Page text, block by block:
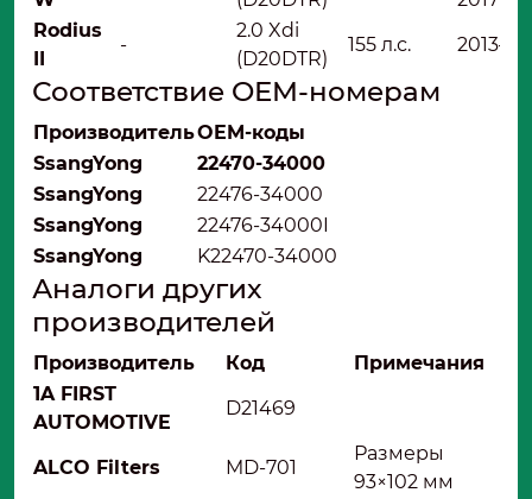
Rodius
II
-
2.0 Xdi
(D20DTR)
155 л.с.
Соответствие OEM-номерам
ПроизводительOEM-коды
SsangYong
22470-34000
SsangYong
22476-34000
SsangYong
22476-34000I
SsangYong
K22470-34000
Аналоги других
производителей
Производитель Код
Примечания
1A FIRST
AUTOMOTIVE
D21469
ALCO Filters MD-701
Размеры
93×102 мм